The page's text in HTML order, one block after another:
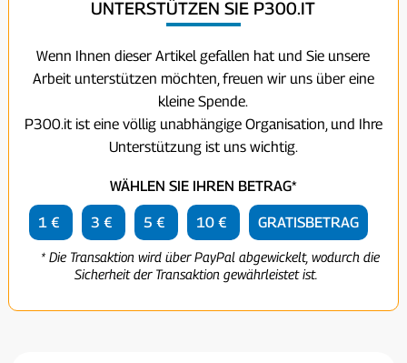
UNTERSTÜTZEN SIE P300.IT
Wenn Ihnen dieser Artikel gefallen hat und Sie unsere
Arbeit unterstützen möchten, freuen wir uns über eine
kleine Spende.
P300.it ist eine völlig unabhängige Organisation, und Ihre
Unterstützung ist uns wichtig.
WÄHLEN SIE IHREN BETRAG*
1 € 3 € 5 € 10 € GRATISBETRAG
* Die Transaktion wird über PayPal abgewickelt, wodurch die
Sicherheit der Transaktion gewährleistet ist.